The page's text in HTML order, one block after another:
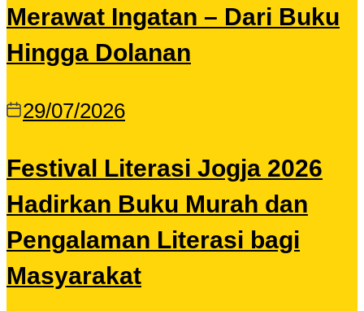
Merawat Ingatan – Dari Buku
Hingga Dolanan
29/07/2026
Festival Literasi Jogja 2026
Hadirkan Buku Murah dan
Pengalaman Literasi bagi
Masyarakat